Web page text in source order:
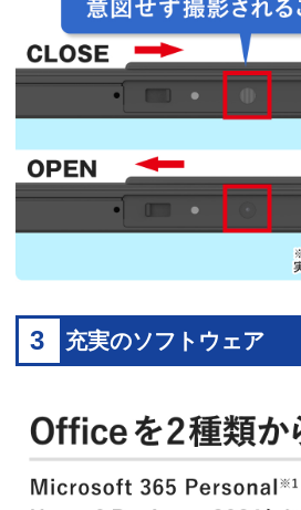
3 充実のソフトウェア